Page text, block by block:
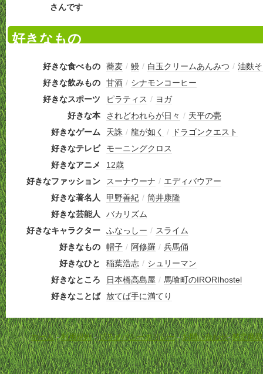
さんです
好きなもの
好きな食べもの 蕎麦 / 鰻 / 白玉クリームあんみつ / 油麩
好きな飲みもの
甘酒 / シナモンコーヒー
好きなスポーツ
ピラティス / ヨガ
好きな本
されどわれらが日々 / 天平の甍
好きなゲーム
天誅 / 龍が如く /
ドラゴンクエスト
好きなテレビ
モーニングクロス
好きなアニメ
12歳
好きなファッション
スーナウーナ / エディバウアー
好きな著名人
甲野善紀 / 筒井康隆
好きな芸能人
バカリズム
好きなキャラクター
ふなっしー / スライム
好きなもの
帽子 / 阿修羅 / 兵馬俑
好きなひと
稲葉浩志 / シュリーマン
好きなところ
日本橋高島屋 / 馬喰町のIRORIhostel
好きなことば
放てば手に満てり
ホーム-利用規約-プライバシーポリシー-お問い合わせ-特定商